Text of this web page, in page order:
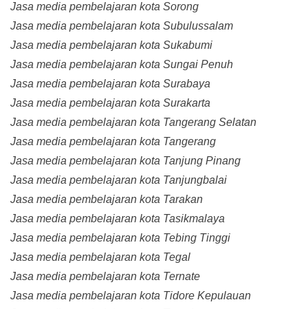
Jasa media pembelajaran kota Sorong
Jasa media pembelajaran kota Subulussalam
Jasa media pembelajaran kota Sukabumi
Jasa media pembelajaran kota Sungai Penuh
Jasa media pembelajaran kota Surabaya
Jasa media pembelajaran kota Surakarta
Jasa media pembelajaran kota Tangerang Selatan
Jasa media pembelajaran kota Tangerang
Jasa media pembelajaran kota Tanjung Pinang
Jasa media pembelajaran kota Tanjungbalai
Jasa media pembelajaran kota Tarakan
Jasa media pembelajaran kota Tasikmalaya
Jasa media pembelajaran kota Tebing Tinggi
Jasa media pembelajaran kota Tegal
Jasa media pembelajaran kota Ternate
Jasa media pembelajaran kota Tidore Kepulauan